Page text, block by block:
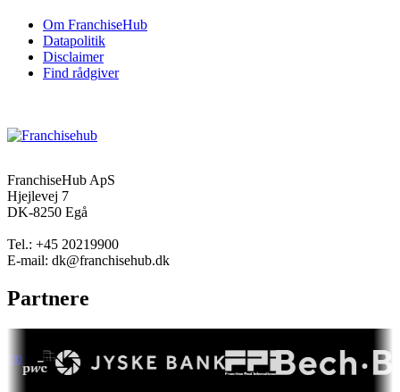
Om FranchiseHub
Datapolitik
Disclaimer
Find rådgiver
FranchiseHub ApS
Hjejlevej 7
DK-8250 Egå
Tel.: +45 20219900
E-mail: dk@franchisehub.dk
Partnere